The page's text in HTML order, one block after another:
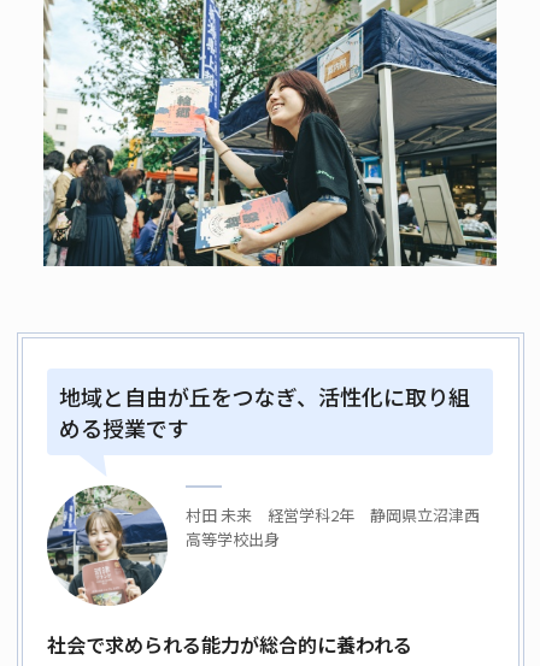
地域と自由が丘をつなぎ、活性化に取り組
める授業です
村田 未来 経営学科2年 静岡県立沼津西
高等学校出身
社会で求められる能力が総合的に養われる